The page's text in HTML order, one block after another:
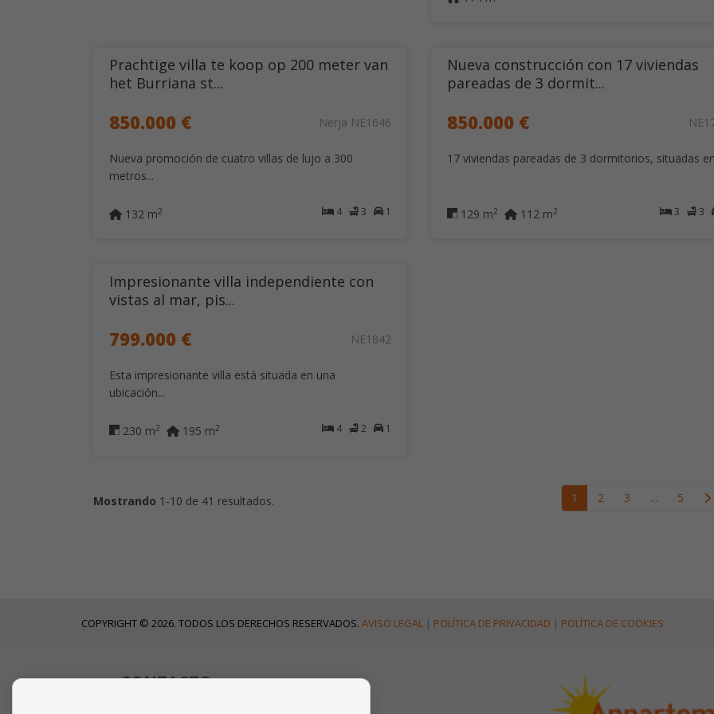
Prachtige villa te koop op 200 meter van
het Burriana st...
850.000 € Nerja NE1646
Nueva promoción de cuatro villas de lujo a 300
metros...
4 3 1
132 m2
Nueva construcción con 17 viviendas
pareadas de 3 dormit...
850.000 €
17 viviendas pareadas de 3 dormitorios, situadas
3 3
129 m2 112 m2
Impresionante villa independiente con
vistas al mar, pis...
799.000 € NE1842
Esta impresionante villa está situada en una
ubicación...
4 2 1
230 m2 195 m2
Mostrando 1-10 de 41 resultados. 1 2 3 ... 5
COPYRIGHT © 2026. TODOS LOS DERECHOS RESERVADOS. AVISO LEGAL | POLÍTICA DE PRIVACIDAD | POLÍTICA DE COOKIES
CONTACTO